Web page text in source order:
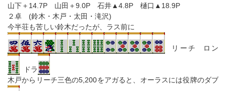
山下＋14.7P 山田＋9.0P 石井▲4.8P 樋口▲18.9P
２卓 (鈴木・木戸・太田・滝沢)
今半荘も苦しい鈴木だったが、ラス前に
リーチ ロン
ドラ
木戸からリーチ三色の5,200をアガると、オーラスには役牌のダブ